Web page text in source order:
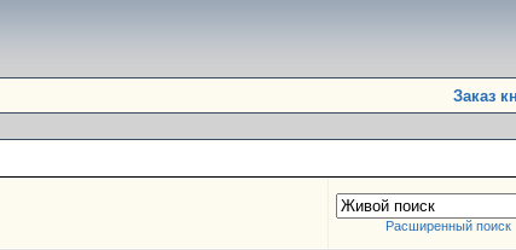
Заказ
Расширенный поиск